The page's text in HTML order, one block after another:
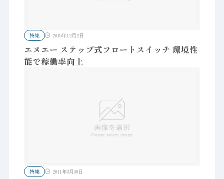
特集 2015年12月2日
エヌエー ステップ式フロートスイッチ 環境性
能で稼働率向上
特集 2011年3月30日